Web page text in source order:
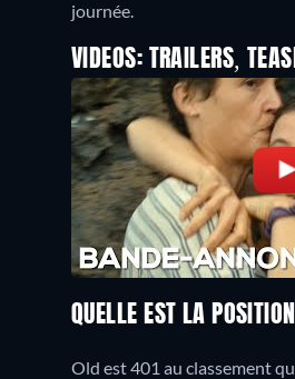
journée.
VIDEOS: TRAILERS,
QUELLE EST LA
Old est 401 au classement